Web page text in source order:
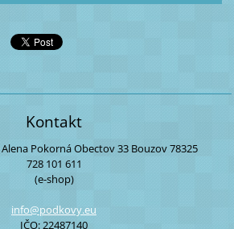
Kontakt
Alena PokornáObectov 33 Bouzov78325
728 101 611
(e-shop)
info@podkovy.eu
IČO: 22487140